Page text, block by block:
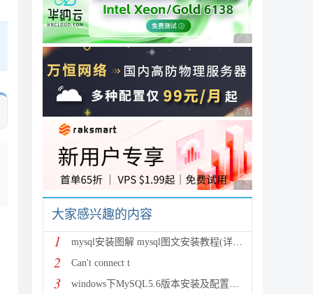
广告 商业广告，理性
广告 商业广告，理性
广告 商业广告，理性
大家感兴趣的内容
1 mysql安装图解 mysql图文安装教程(详细说明)
2 Can't connect t
3 windows下MySQL5.6版本安装及配置过程附有截图和